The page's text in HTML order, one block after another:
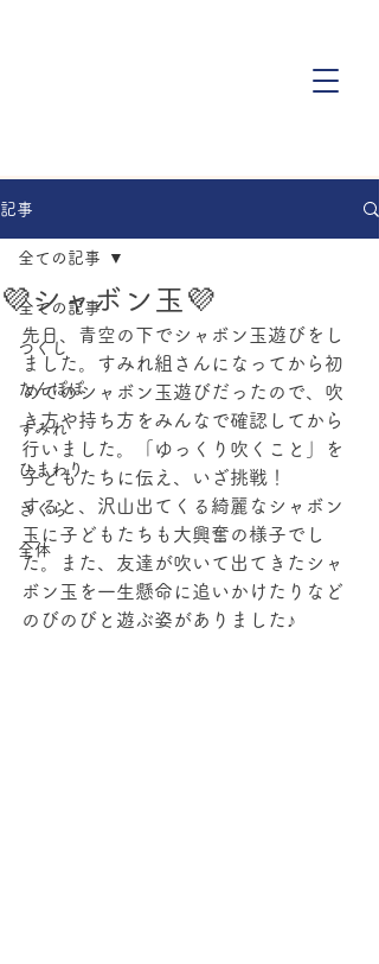
記事
全ての記事
つくし
たんぽぽ
すみれ
ひまわり
さくら
全体
全ての記事
💜シャボン玉💜
先日、青空の下でシャボン玉遊びをし
ました。すみれ組さんになってから初
めてのシャボン玉遊びだったので、吹
き方や持ち方をみんなで確認してから
行いました。「ゆっくり吹くこと」を
子どもたちに伝え、いざ挑戦！
すると、沢山出てくる綺麗なシャボン
玉に子どもたちも大興奮の様子でし
た。また、友達が吹いて出てきたシャ
ボン玉を一生懸命に追いかけたりなど
のびのびと遊ぶ姿がありました♪